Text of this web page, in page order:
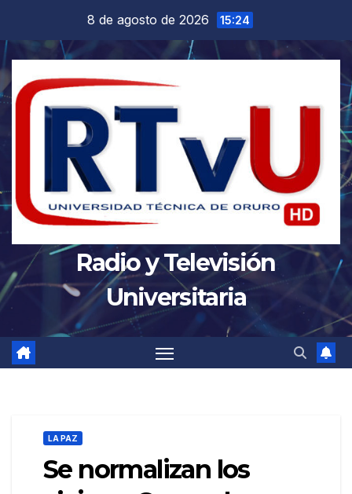
contenido
8 de agosto de 2026 15:24
Radio y Televisión
Universitaria
LA PAZ
Se normalizan los